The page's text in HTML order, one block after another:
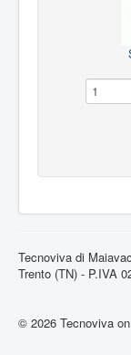
Tecnoviva di
Trento (TN) - P.IVA
© 2026 Tecnoviva